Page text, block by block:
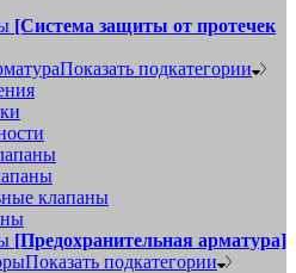
[Система защиты от протечек
Показать подкатегории
клапаны
[Предохранительная арматура]
Показать подкатегории